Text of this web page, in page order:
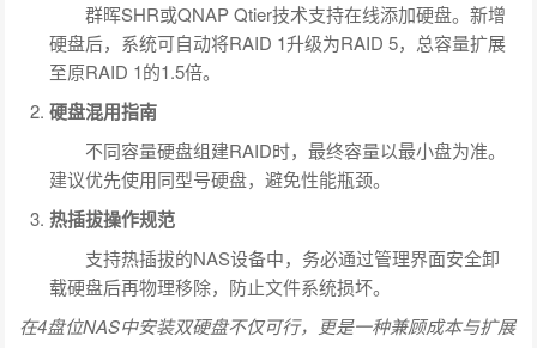
群晖SHR或QNAP Qtier技术支持在线添加硬盘。新增
硬盘后，系统可自动将RAID 1升级为RAID 5，总容量扩展
至原RAID 1的1.5倍。
硬盘混用指南
不同容量硬盘组建RAID时，最终容量以最小盘为准。
建议优先使用同型号硬盘，避免性能瓶颈。
热插拔操作规范
支持热插拔的NAS设备中，务必通过管理界面安全卸
载硬盘后再物理移除，防止文件系统损坏。
在4盘位NAS中安装双硬盘不仅可行，更是一种兼顾成本与扩展